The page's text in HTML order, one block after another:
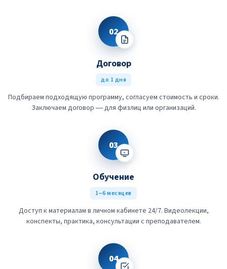
02
Договор
до 1 дня
Подбираем подходящую программу, согласуем стоимость и сроки.
Заключаем договор — для физлиц или организаций.
03
Обучение
1–6 месяцев
Доступ к материалам в личном кабинете 24/7. Видеолекции,
конспекты, практика, консультации с преподавателем.
04